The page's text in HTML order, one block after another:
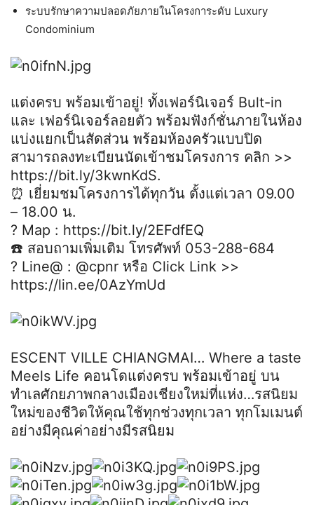
ระบบรักษาความปลอดภัยภายในโครงการะดับ Luxury
Condominium
แต่งครบ พร้อมเข้าอยู่! ทั้งเฟอร์นิเจอร์ Bult-in
และ เฟอร์นิเจอร์ลอยตัว พร้อมฟังก์ชั่นภายในห้อง
แบ่งแยกเป็นสัดส่วน พร้อมห้องครัวแบบปิด
สามารถลงทะเบียนนัดเข้าชมโครงการ คลิก >>
https://bit.ly/3kwnKdS.
⏰ เยี่ยมชมโครงการได้ทุกวัน ตั้งแต่เวลา 09.00
– 18.00 น.
? Map : https://bit.ly/2EFdfEQ
☎️ สอบถามเพิ่มเติม โทรศัพท์ 053-288-684
? Line@ : @cpnr หรือ Click Link >>
https://lin.ee/0AzYmUd
ESCENT VILLE CHIANGMAI… Where a taste
Meels Life คอนโดแต่งครบ พร้อมเข้าอยู่ บน
ทำเลศักยภาพกลางเมืองเชียงใหม่ที่แห่ง…รสนิยม
ใหม่ของชีวิตให้คุณใช้ทุกช่วงทุกเวลา ทุกโมเมนต์
อย่างมีคุณค่าอย่างมีรสนิยม